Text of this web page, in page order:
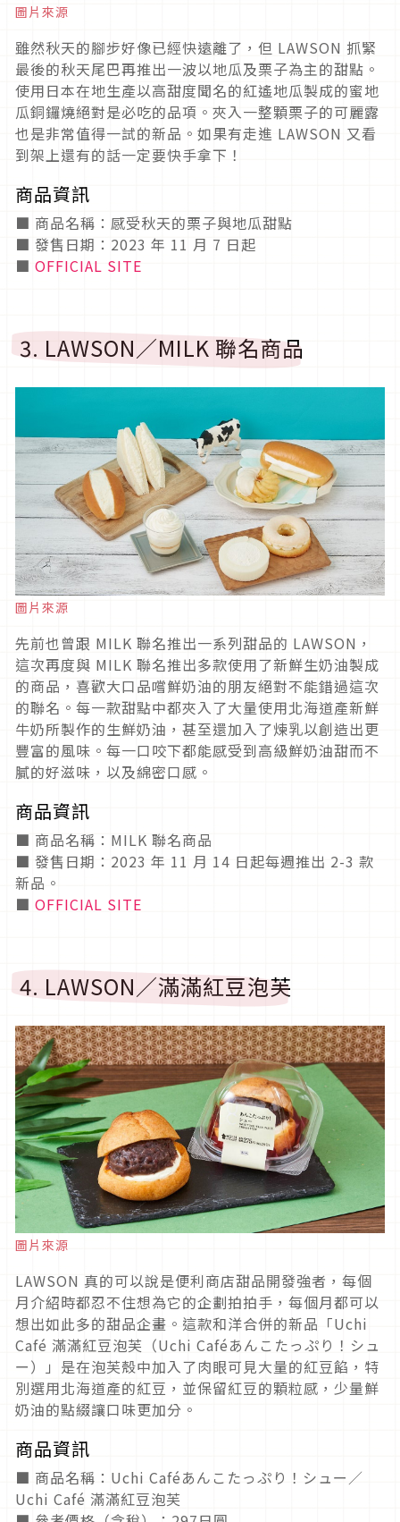
圖片來源
雖然秋天的腳步好像已經快遠離了，但 LAWSON 抓緊
最後的秋天尾巴再推出一波以地瓜及栗子為主的甜點。
使用日本在地生產以高甜度聞名的紅遙地瓜製成的蜜地
瓜銅鑼燒絕對是必吃的品項。夾入一整顆栗子的可麗露
也是非常值得一試的新品。如果有走進 LAWSON 又看
到架上還有的話一定要快手拿下！
商品資訊
■ 商品名稱：感受秋天的栗子與地瓜甜點
■ 發售日期：2023 年 11 月 7 日起
■ OFFICIAL SITE
3. LAWSON／MILK 聯名商品
圖片來源
先前也曾跟 MILK 聯名推出一系列甜品的 LAWSON，
這次再度與 MILK 聯名推出多款使用了新鮮生奶油製成
的商品，喜歡大口品嚐鮮奶油的朋友絕對不能錯過這次
的聯名。每一款甜點中都夾入了大量使用北海道產新鮮
牛奶所製作的生鮮奶油，甚至還加入了煉乳以創造出更
豐富的風味。每一口咬下都能感受到高級鮮奶油甜而不
膩的好滋味，以及綿密口感。
商品資訊
■ 商品名稱：MILK 聯名商品
■ 發售日期：2023 年 11 月 14 日起每週推出 2-3 款
新品。
■ OFFICIAL SITE
4. LAWSON／滿滿紅豆泡芙
圖片來源
LAWSON 真的可以說是便利商店甜品開發強者，每個
月介紹時都忍不住想為它的企劃拍拍手，每個月都可以
想出如此多的甜品企畫。這款和洋合併的新品「Uchi
Café 滿滿紅豆泡芙（Uchi Caféあんこたっぷり！シュ
ー）」是在泡芙殼中加入了肉眼可見大量的紅豆餡，特
別選用北海道產的紅豆，並保留紅豆的顆粒感，少量鮮
奶油的點綴讓口味更加分。
商品資訊
■ 商品名稱：Uchi Caféあんこたっぷり！シュー／
Uchi Café 滿滿紅豆泡芙